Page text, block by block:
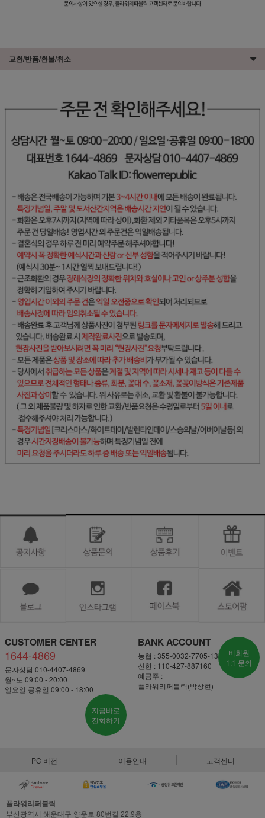
교환/반품/환불/취소
CUSTOMER CENTER
1644-4869
문자상담 010-4407-4869
월~토 09:00 - 20:00
일요일·공휴일 09:00 - 18:00
지금바로
전화하기
BANK ACCOUNT
농협 : 355-0032-7705-13
신한 : 110-427-887160
예금주 :
플라워리퍼블릭(박상현)
비회원
1:1 문의
PC 버전 이용안내 고객센터
플라워리퍼블릭
부산광역시 해운대구 양운로 80번길 22,9층